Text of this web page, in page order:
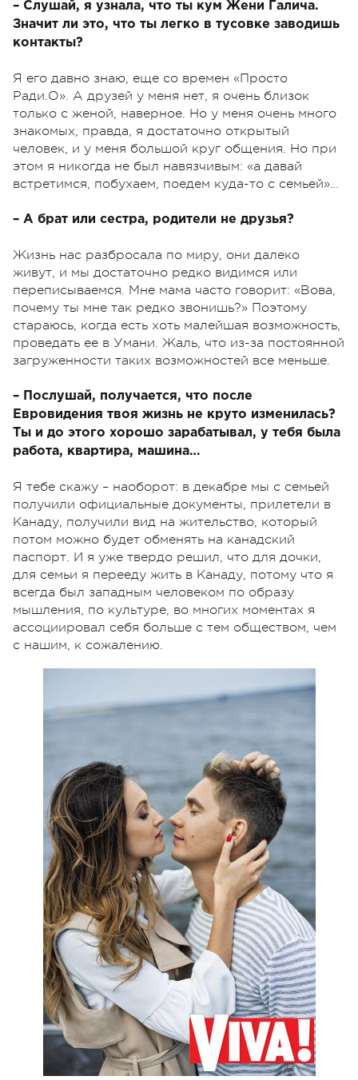
– Слушай, я узнала, что ты кум Жени Галича.
Значит ли это, что ты легко в тусовке заводишь
контакты?
Я его давно знаю, еще со времен «Просто
Ради.О». А друзей у меня нет, я очень близок
только с женой, наверное. Но у меня очень много
знакомых, правда, я достаточно открытый
человек, и у меня большой круг общения. Но при
этом я никогда не был навязчивым: «а давай
встретимся, побухаем, поедем куда-то с семьей»…
– А брат или сестра, родители не друзья?
Жизнь нас разбросала по миру, они далеко
живут, и мы достаточно редко видимся или
переписываемся. Мне мама часто говорит: «Вова,
почему ты мне так редко звонишь?» Поэтому
стараюсь, когда есть хоть малейшая возможность,
проведать ее в Умани. Жаль, что из-за постоянной
загруженности таких возможностей все меньше.
– Послушай, получается, что после
Евровидения твоя жизнь не круто изменилась?
Ты и до этого хорошо зарабатывал, у тебя была
работа, квартира, машина…
Я тебе скажу – наоборот: в декабре мы с семьей
получили официальные документы, прилетели в
Канаду, получили вид на жительство, который
потом можно будет обменять на канадский
паспорт. И я уже твердо решил, что для дочки,
для семьи я перееду жить в Канаду, потому что я
всегда был западным человеком по образу
мышления, по культуре, во многих моментах я
ассоциировал себя больше с тем обществом, чем
с нашим, к сожалению.